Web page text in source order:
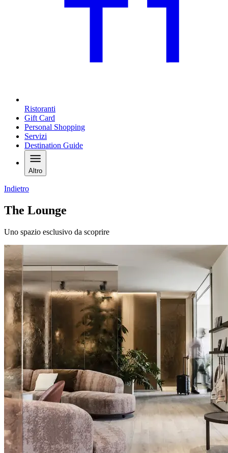
Ristoranti
Gift Card
Personal Shopping
Servizi
Destination Guide
Altro
Indietro
The Lounge
Uno spazio esclusivo da scoprire